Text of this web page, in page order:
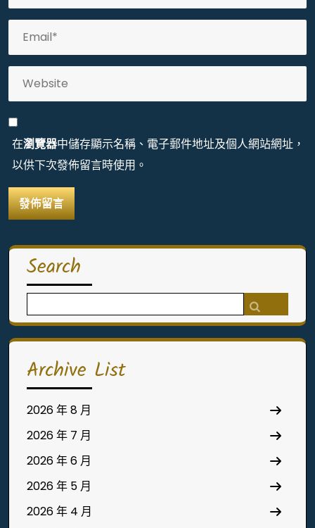
在瀏覽器中儲存顯示名稱、電子郵件地址及個人網站網址，
以供下次發佈留言時使用。
Search
for:
Archive List
2026 年 8 月
2026 年 7 月
2026 年 6 月
2026 年 5 月
2026 年 4 月